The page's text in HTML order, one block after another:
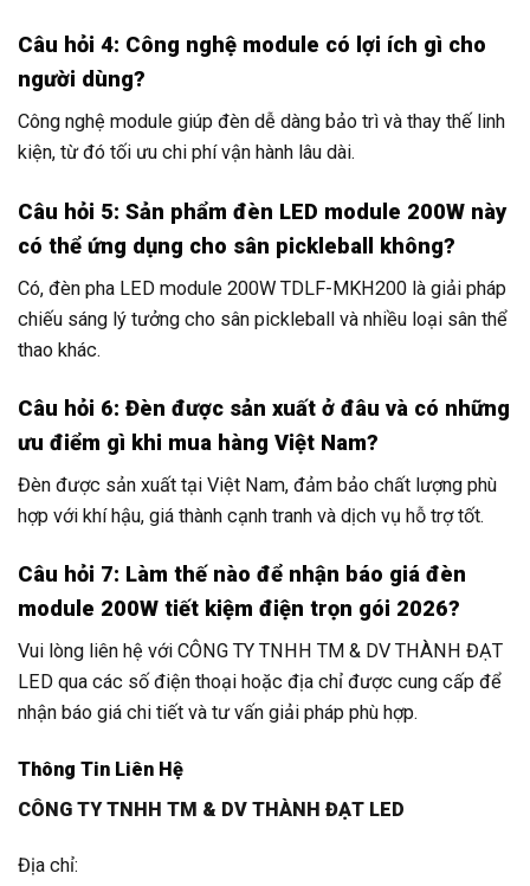
Câu hỏi 4: Công nghệ module có lợi ích gì cho
người dùng?
Công nghệ module giúp đèn dễ dàng bảo trì và thay thế linh
kiện, từ đó tối ưu chi phí vận hành lâu dài.
Câu hỏi 5: Sản phẩm đèn LED module 200W này
có thể ứng dụng cho sân pickleball không?
Có, đèn pha LED module 200W TDLF-MKH200 là giải pháp
chiếu sáng lý tưởng cho sân pickleball và nhiều loại sân thể
thao khác.
Câu hỏi 6: Đèn được sản xuất ở đâu và có những
ưu điểm gì khi mua hàng Việt Nam?
Đèn được sản xuất tại Việt Nam, đảm bảo chất lượng phù
hợp với khí hậu, giá thành cạnh tranh và dịch vụ hỗ trợ tốt.
Câu hỏi 7: Làm thế nào để nhận báo giá đèn
module 200W tiết kiệm điện trọn gói 2026?
Vui lòng liên hệ với CÔNG TY TNHH TM & DV THÀNH ĐẠT
LED qua các số điện thoại hoặc địa chỉ được cung cấp để
nhận báo giá chi tiết và tư vấn giải pháp phù hợp.
Thông Tin Liên Hệ
CÔNG TY TNHH TM & DV THÀNH ĐẠT LED
Địa chỉ: